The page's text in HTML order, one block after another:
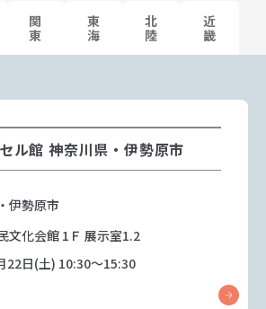
関
東
東
海
北
陸
近
畿
ル館 神奈川県・伊勢原市
伊勢原市
文化会館 1Ｆ 展示室1.2
22日(土) 10:30～15:30